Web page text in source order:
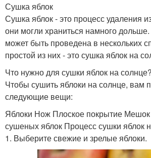
Сушка яблок
Сушка яблок - это процесс удаления
они могли храниться намного
может быть проведена в нескольких
простой из них - это сушка яблок на
Что нужно для сушки яблок на солнце?
Чтобы сушить яблоки на солнце, вам
следующие вещи:
Яблоки Нож Плоское покрытие
сушеных яблок Процесс сушки яблок
1. Выберите свежие и зрелые яблоки.